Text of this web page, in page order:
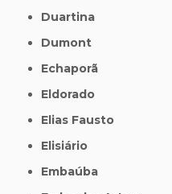
Duartina
Dumont
Echaporã
Eldorado
Elias Fausto
Elisiário
Embaúba